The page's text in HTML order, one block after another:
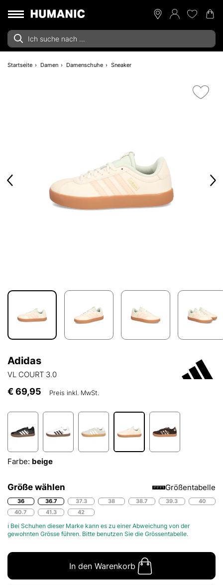
Startseite Damen Damenschuhe Sneaker
Adidas
VL COURT 3.0
€ 69,95 Preis inkl. MwSt.
Farbe: beige
Größe wählen Größentabelle
36 36.7 37.3 38 38.7 39.3
40
40.7
41.3 42
ℹ Bei Schuhen dieser Marke kann es zu einer Abweichung von der
gewohnten Grösse führen. Bitte benutzen Sie die Grössentabelle.
In den Warenkorb